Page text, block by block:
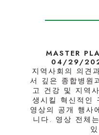
MASTER
04/29/
지역사회의 의견
서 깊은 종합병원
고 건강 및 지역
생시킬 혁신적인
영상의 공개 행사
니다. 영상 전체